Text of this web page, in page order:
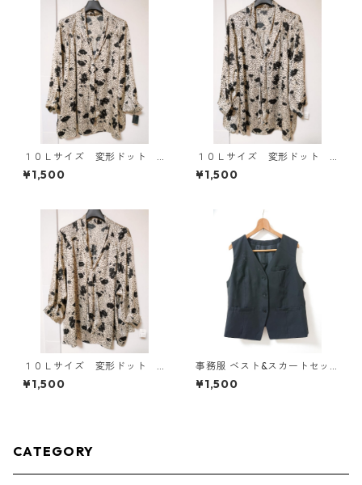
１０Ｌサイズ 変形ドット
花柄 ボウタイブラウス オ
フホワイト KAE-4774
¥1,500
１０Ｌサイズ 変形ドット
花柄 ボウタイブラウス オ
フホワイト KAE-4776
¥1,500
１０Ｌサイズ 変形ドット
花柄 ボウタイブラウス オ
フホワイト KAE-4775
¥1,500
事務服 ベスト&スカートセッ
ト 3L ブラック ◆KIY-1299◆
¥1,500
CATEGORY